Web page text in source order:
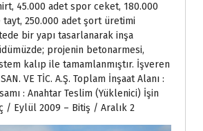
45.000 adet spor ceket, 180.000
250.000 adet şort üretimi
bir yapı tasarlanarak inşa
projenin betonarmesi,
kalıp ile tamamlanmıştır. İşveren
VE TİC. A.Ş. Toplam İnşaat Alanı :
: Anahtar Teslim (Yüklenici) İşin
/ Eylül 2009 – Bitiş / Aralık 2